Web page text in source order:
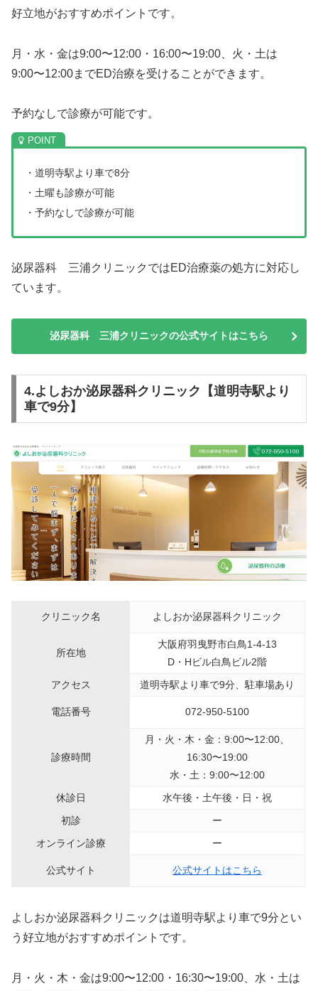
好立地がおすすめポイントです。
月・水・金は9:00〜12:00・16:00〜19:00、火・土は
9:00〜12:00までED治療を受けることができます。
予約なしで診療が可能です。
・道明寺駅より車で8分
・土曜も診療が可能
・予約なしで診療が可能
泌尿器科 三浦クリニックではED治療薬の処方に対応し
ています。
泌尿器科 三浦クリニックの公式サイトはこちら
4.よしおか泌尿器科クリニック【道明寺駅より
車で9分】
クリニック名 よしおか泌尿器科クリニック
所在地
大阪府羽曳野市白鳥1-4-13
D・Hビル白鳥ビル2階
アクセス
道明寺駅より車で9分、駐車場あり
電話番号 072-950-5100
診療時間
月・火・木・金：9:00〜12:00、
16:30〜19:00
水・土：9:00〜12:00
休診日
水午後・土午後・日・祝
初診
ー
オンライン診療
ー
公式サイト 公式サイトはこちら
よしおか泌尿器科クリニックは道明寺駅より車で9分とい
う好立地がおすすめポイントです。
月・火・木・金は9:00〜12:00・16:30〜19:00、水・土は